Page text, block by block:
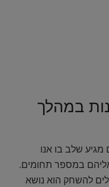
במהלך
מגיע שלב בו אנו
במספר תחומים.
להשחק הוא נושא